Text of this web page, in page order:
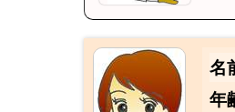
名
年